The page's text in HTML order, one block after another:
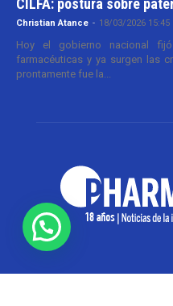
Christian Atance - 18/03/2026 15:45
Hoy el gobierno nacional
farmacéuticas y ya surgen las
prontamente fue la...